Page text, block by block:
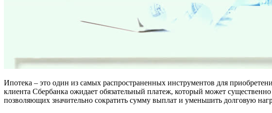
Ипотека – это один из самых распространенных инструментов для
клиента Сбербанка ожидает обязательный платеж, который может
позволяющих значительно сократить сумму выплат и уменьшить долговую